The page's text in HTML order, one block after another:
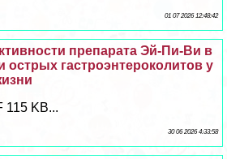
01 07 2026 12:48:42
препарата Эй-Пи-Ви в
острых гастроэнтероколитов у
115 KB...
30 06 2026 4:33:58